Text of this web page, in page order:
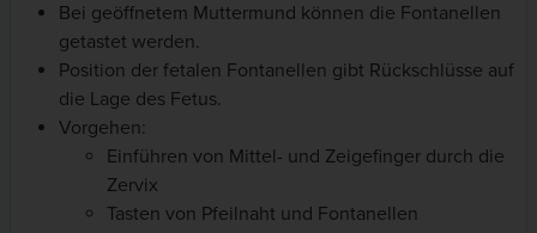
Bei geöffnetem Muttermund können die Fontanellen
getastet werden.
Position der fetalen Fontanellen gibt Rückschlüsse auf
die Lage des Fetus.
Vorgehen:
Einführen von Mittel- und Zeigefinger durch die
Zervix
Tasten von Pfeilnaht und Fontanellen